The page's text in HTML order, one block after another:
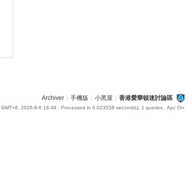
Archiver 手機版 小黑屋 香港愛華頓迷討論區
GMT+8, 2026-8-6 18:48 , Processed in 0.023558 second(s), 1 queries , Apc On.